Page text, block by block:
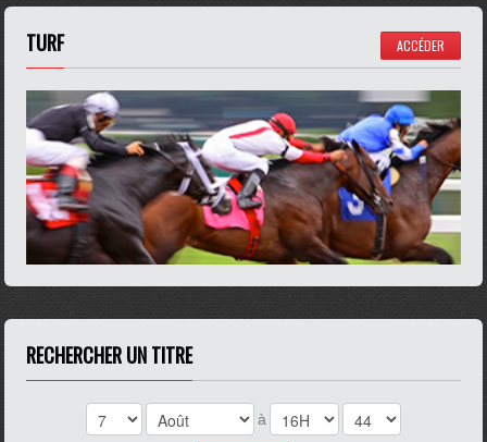
TURF ACCÉDER
RECHERCHER UN TITRE
à